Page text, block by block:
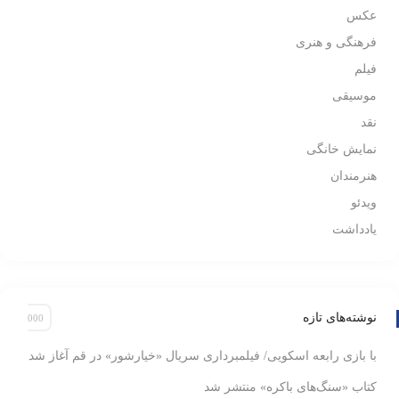
عکس
فرهنگی و هنری
فیلم
موسیقی
نقد
نمایش خانگی
هنرمندان
ویدئو
یادداشت
نوشته‌های تازه
با بازی رابعه اسکویی/ فیلمبرداری سریال «خیارشور» در قم آغاز شد
کتاب «سنگ‌های باکره» منتشر شد